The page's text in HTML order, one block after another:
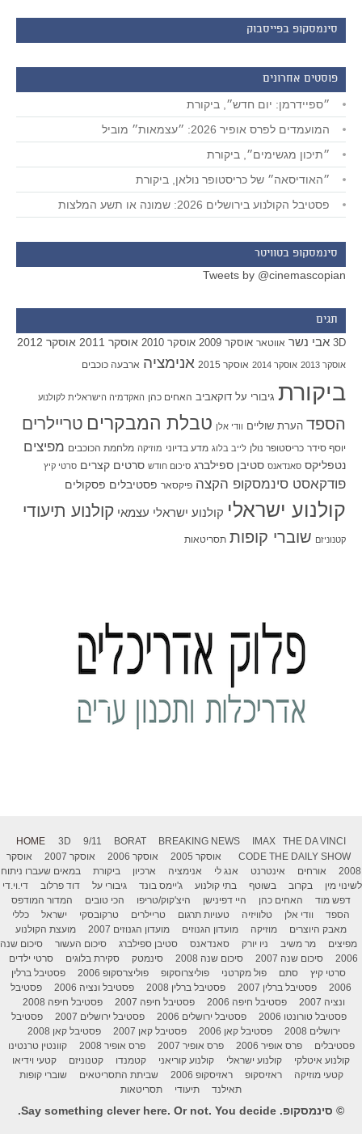
סינמסקופ בפייסבוק
פוסטים אחרונים
״ספיידרמן: יום חדש״, ביקורת
המועמדים לפרס אופיר 2026: ״עצמאות״ מוביל
״תיכון מגשימים״, ביקורת
״האודיסאה״ של כריסטופר נולאן, ביקורת
פסטיבל הקולנוע בירושלים 2026: שמונה או תשע המלצות
סינמסקופ בטוויטר
Tweets by @cinemascopian
תגים
3D אבי נשר אווטאר אוסקר 2009 אוסקר 2010 אוסקר 2011 אוסקר 2012
אוסקר 2013 אוסקר 2014 אוסקר 2015 אנימציה ארבעה כוכבים
ביקורת גיבורי על דוקאביב האחים כהן האקדמיה הישראלית לקולנוע
הספד הערת שוליים וודי אלן טבלת המבקרים טריילרים
יוסף סידר כריסטופר נולן לייב בלוג מדע בדיוני מוזיקה מלחמת הכוכבים מפיצים
נטפליקס סאנדאנס סטיבן ספילברג סיכום חודש סרטים קצרים סרטי קיץ
פודקאסט סינמסקופ הקצה פיקסאר פסטיבלים פסקולים
קולנוע ישראלי קולנוע ישראלי עצמאי קולנוע תיעודי
קטנוניזם שוברי קופות תסריטאות
HOME 3D 9/11 BORAT BREAKING NEWS IMAX
THE DA VINCI
CODE THE DAILY SHOW אוסקר 2005 אוסקר 2006 אוסקר 2007
אוסקר
2008
אורחים אינטרנט אנג לי אנימציה ארכיון ביקורת
במאים שעברו ניתוח
לשינוי מין
בקרוב בשוטף בתי קולנוע ג'יימס בונד גיבורי על דוד פרלוב
די.וי.די
דפש מוד
האחים כהן היי דפינישן היצ'קוק/טריפו הכי טובים
המדור המודפס
הספד
וודי אלן טלוויזיה טעויות תרגום טריילרים טרקובסקי ישראל
כללי
מאבק היוצרים
מוזיקה מועדון הגנוזים מועדון הגנוזים 2007
מועצת הקולנוע
מפיצים
מר משיב ניו יורק סאנדאנס סטיבן ספילברג סיכום העשור
סיכום שנה
2006
סיכום שנה 2007 סיכום שנה 2008 סינמטק סקירת בלוגים
סרטי ילדים
סרטי קיץ
סתם פול מקרטני פוליצרוסקופ פוליצרסקופ 2006
פסטיבל ברלין
2006
פסטיבל ברלין 2007 פסטיבל ברלין 2008 פסטיבל ונציה 2006
פסטיבל
ונציה 2007
פסטיבל חיפה 2006 פסטיבל חיפה 2007
פסטיבל חיפה 2008
פסטיבל טורונטו 2006
פסטיבל ירושלים 2006 פסטיבל ירושלים 2007
פסטיבל
ירושלים 2008
פסטיבל קאן 2006 פסטיבל קאן 2007
פסטיבל קאן 2008
פסטיבלים
פרס אופיר 2006 פרס אופיר 2007 פרס אופיר 2008
קוונטין טרנטינו
קולנוע איטלקי
קולנוע ישראלי קולנוע קוריאני קטמנדו קטנוניזם
קטעי וידיאו
קטעי מוזיקה
ראזיסקופ ראזיסקופ 2006 שביתת התסריטאים
שוברי קופות
תאילנד
תיעודי תסריטאות
© סינמסקופ. Say something clever here. Or not. You decide.